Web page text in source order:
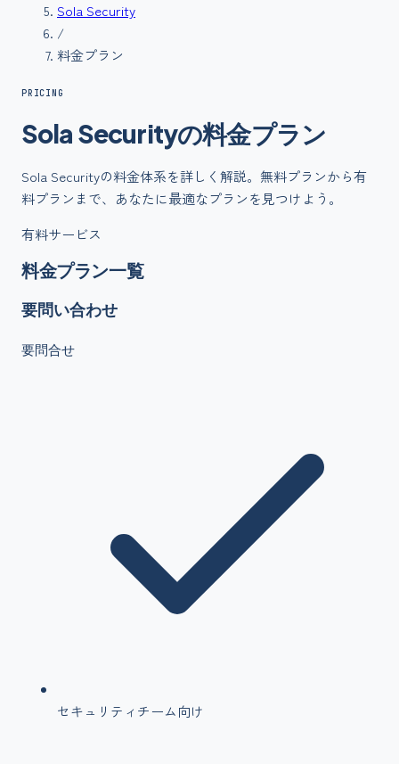
Sola Security
/
料金プラン
PRICING
Sola Securityの料金プラン
Sola Securityの料金体系を詳しく解説。無料プランから有
料プランまで、あなたに最適なプランを見つけよう。
有料サービス
料金プラン一覧
要問い合わせ
要問合せ
セキュリティチーム向け